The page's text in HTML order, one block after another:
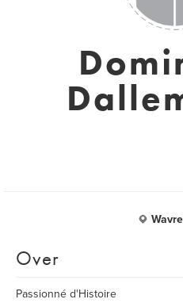
Over
Passionné d'Histoire